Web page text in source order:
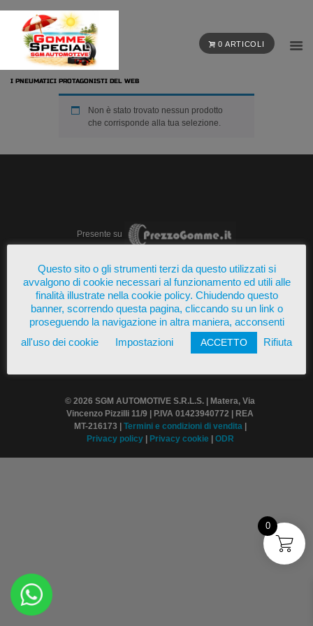
0 ARTICOLI
I PNEUMATICI PROTAGONISTI DEL WEB
Non è stato trovato nessun prodotto
che corrisponde alla tua selezione.
Presente su
© 2026 SGM AUTOMOTIVE S.R.L.S. | Matera, Via
Vincenzo Pizzilli 11/9 | P.IVA 01423940772 | REA
MT-216173 |
Termini e condizioni di vendita
Privacy policy
Privacy cookie ODR
Questo sito o gli strumenti terzi da questo utilizzati si
avvalgono di cookie necessari al funzionamento ed utili alle
finalità illustrate nella cookie policy. Chiudendo questo
banner, scorrendo questa pagina, cliccando su un link o
proseguendo la navigazione in altra maniera, acconsenti
all'uso dei cookie
Impostazioni ACCETTO Rifiuta
0